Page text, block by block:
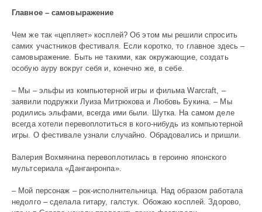
Главное – самовыражение
Чем же так «цепляет» косплей? Об этом мы решили спросить
самих участников фестиваля. Если коротко, то главное здесь –
самовыражение. Быть не такими, как окружающие, создать
особую ауру вокруг себя и, конечно же, в себе.
– Мы – эльфы из компьютерной игры и фильма Warcraft, –
заявили подружки Луиза Митрюкова и Любовь Букина. – Мы
родились эльфами, всегда ими были. Шутка. На самом деле
всегда хотели перевоплотиться в кого-нибудь из компьютерной
игры. О фестивале узнали случайно. Обрадовались и пришли.
Валерия Вохмянина перевоплотилась в героиню японского
мультсериала «Данганронпа».
– Мой персонаж – рок-исполнительница. Над образом работала
недолго – сделала гитару, галстук. Обожаю косплей. Здорово,